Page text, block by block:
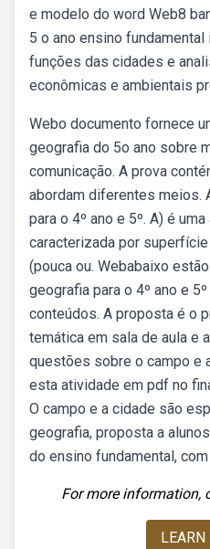
e modelo do word Web8
5 o ano ensino
funções das cidades e
econômicas e ambientais
Webo documento fornece
geografia do 5o ano sobre
comunicação. A prova
abordam diferentes meios.
para o 4º ano e 5º. A) é
caracterizada por
(pouca ou. Webabaixo
geografia para o 4º ano e
conteúdos. A proposta é o
temática em sala de aula e
questões sobre o campo e
esta atividade em pdf no
O campo e a cidade são
geografia, proposta a
do ensino fundamental,
For more information,
LEARN